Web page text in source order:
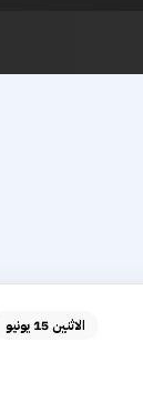
الاثنين 15 يونيو